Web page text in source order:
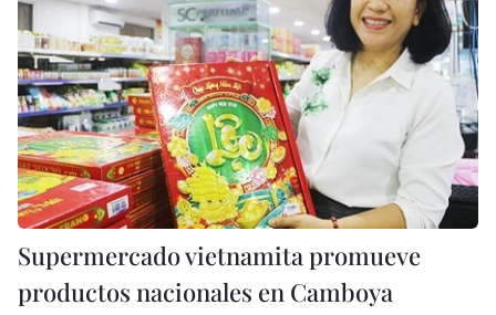
Supermercado vietnamita promueve
productos nacionales en Camboya